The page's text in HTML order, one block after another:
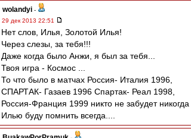
wolandyi -
29 дек 2013 22:51
Нет слов, Илья, Золотой Илья!
Через слезы, за тебя!!!
Даже когда было Анжи, я был за тебя...
Твоя игра - Космос ...
То что было в матчах Россия- Италия 1996,
СПАРТАК- Газаев 1996 Спартак- Реал 1998,
Россия-Франция 1999 никто не забудет никогда
Илью буду помнить всегда....